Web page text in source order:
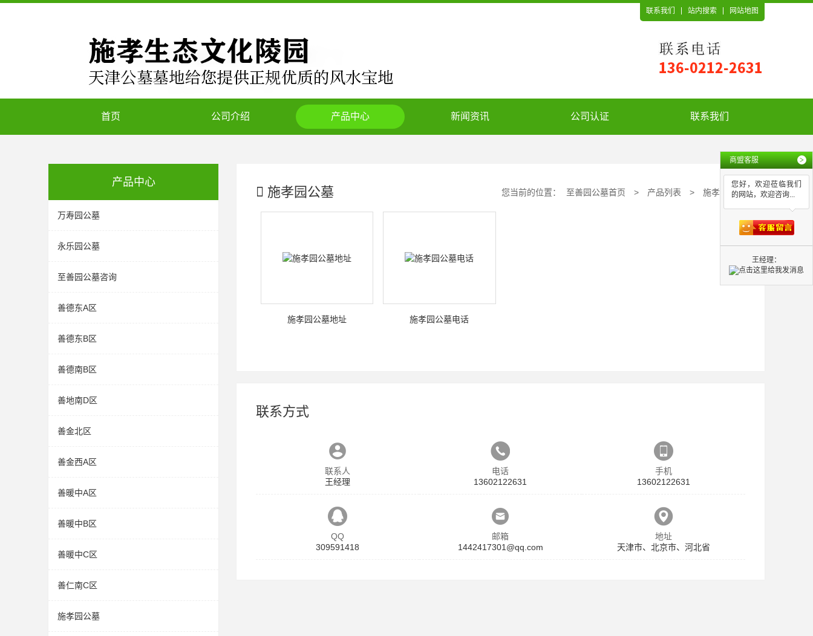
联系我们 站内搜索 网站地图
首页 公司介绍 产品中心 新闻资讯 公司认证 联系我们
产品中心
万寿园公墓
永乐园公墓
至善园公墓咨询
善德东A区
善德东B区
善德南B区
善地南D区
善金北区
善金西A区
善暖中A区
善暖中B区
善暖中C区
善仁南C区
施孝园公墓
施孝园公墓 您当前的位置： 至善园公墓首页 > 产品列表 > 施孝园公墓
施孝园公墓地址 施孝园公墓电话
联系方式
联系人
王经理
电话
13602122631
手机
13602122631
QQ
309591418
邮箱
1442417301@qq.com
地址
天津市、北京市、河北省
商盟客服 >
您好，欢迎莅临我们
的网站，欢迎咨询...
王经理：